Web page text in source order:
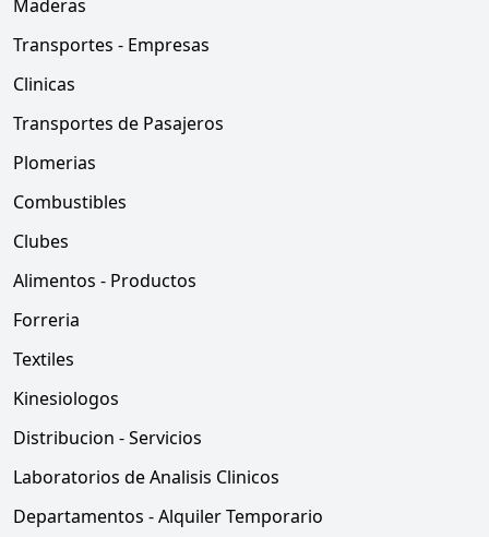
Maderas
Transportes - Empresas
Clinicas
Transportes de Pasajeros
Plomerias
Combustibles
Clubes
Alimentos - Productos
Forreria
Textiles
Kinesiologos
Distribucion - Servicios
Laboratorios de Analisis Clinicos
Departamentos - Alquiler Temporario